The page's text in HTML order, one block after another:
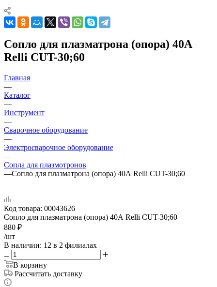
Сопло для плазматрона (опора) 40А
Relli CUT-30;60
Главная
—
Каталог
—
Инструмент
—
Сварочное оборудование
—
Электросварочное оборудование
—
Сопла для плазмотронов
—Сопло для плазматрона (опора) 40А Relli CUT-30;60
Код товара: 00043626
Сопло для плазматрона (опора) 40А Relli CUT-30;60
880 ₽
/шт
В наличии: 12 в 2 филиалах
В корзину
Рассчитать доставку